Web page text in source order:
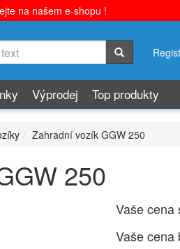
na našem e-shopu !
Výprodej Top produkty
Zahradní vozík GGW 250
250
Vaše cena
Vaše cena